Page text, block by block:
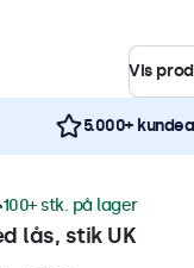
Vis
5.000+
lås, stik UK
100+ stk. på lager